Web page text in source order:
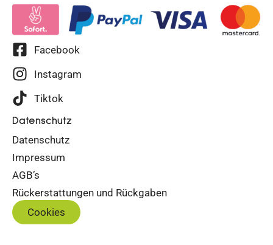
Facebook
Instagram
Tiktok
Datenschutz
Datenschutz
Impressum
AGB’s
Rückerstattungen und Rückgaben
Cookies